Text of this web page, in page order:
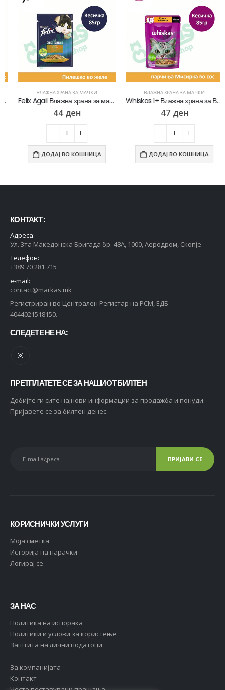
ВЛАЖНА ХРАНА ЗА МАЧКИ
Felix Agail Влажна храна за мачки со Пилешко во желе [Кесичка 85гр]
44ден
ДОДАЈ ВО КОШНИЦА
ВЛАЖНА ХРАНА ЗА МАЧКИ
Whiskas 1+ Влажна храна за Возрасни мачки со Парчиња Мисирка во сос [Кесичка 85гр]
47ден
ДОДАЈ ВО КОШНИЦА
КОНТАКТ :
Адреса:
Ул. 3та Македонска Бригада бр. 48А, 1000, Аеродром, Скопје
Телефон:
+389 70 281 715
e-mail:
contact@markas.mk
Регистриран во Централен Регистар на РСМ, ЕДБ
4044021518150.
СЛЕДЕТЕ НЕ НА:
ПРЕТПЛАТЕТЕ СЕ ЗА НАШИОТ БИЛТЕН
Добијте ги сите најнови информации за продажба и понуди.
Пријавете се за билтен денес.
КОРИСНИЧКИ УСЛУГИ
Moja сметка
Историја на нарачки
Логирај се
ЗА НАС
Политика на испорака
Политики и услови за користење
Заштита на лични податоци
За компанијата
Контакт